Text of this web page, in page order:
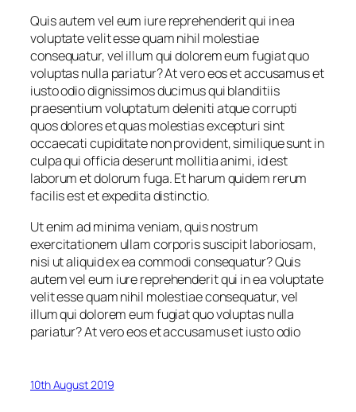
Quis autem vel eum iure reprehenderit qui in ea
voluptate velit esse quam nihil molestiae
consequatur, vel illum qui dolorem eum fugiat quo
voluptas nulla pariatur? At vero eos et accusamus et
iusto odio dignissimos ducimus qui blanditiis
praesentium voluptatum deleniti atque corrupti
quos dolores et quas molestias excepturi sint
occaecati cupiditate non provident, similique sunt in
culpa qui officia deserunt mollitia animi, id est
laborum et dolorum fuga. Et harum quidem rerum
facilis est et expedita distinctio.
Ut enim ad minima veniam, quis nostrum
exercitationem ullam corporis suscipit laboriosam,
nisi ut aliquid ex ea commodi consequatur? Quis
autem vel eum iure reprehenderit qui in ea voluptate
velit esse quam nihil molestiae consequatur, vel
illum qui dolorem eum fugiat quo voluptas nulla
pariatur? At vero eos et accusamus et iusto odio
10th August 2019